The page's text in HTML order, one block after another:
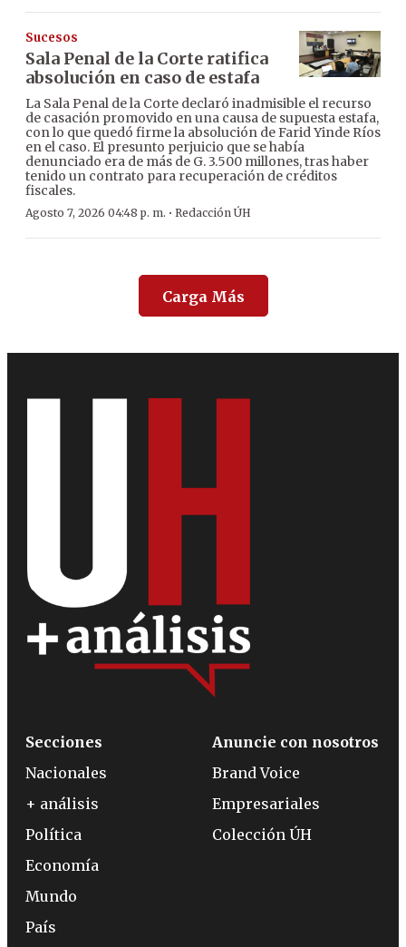
Sucesos
Sala Penal de la Corte ratifica
absolución en caso de estafa
La Sala Penal de la Corte declaró inadmisible el recurso
de casación promovido en una causa de supuesta estafa,
con lo que quedó firme la absolución de Farid Yinde Ríos
en el caso. El presunto perjuicio que se había
denunciado era de más de G. 3.500 millones, tras haber
tenido un contrato para recuperación de créditos
fiscales.
Agosto 7, 2026 04:48 p. m. · Redacción ÚH
Carga Más
Secciones
Nacionales
+ análisis
Política
Economía
Mundo
País
Anuncie con nosotros
Brand Voice
Empresariales
Colección ÚH